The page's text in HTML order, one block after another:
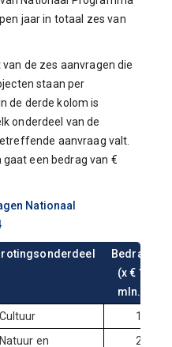
jaar in totaal zes van
de zes aanvragen die
staan per
de derde kolom is
onderdeel van de
aanvraag valt.
een bedrag van €
Nationaal
Bedrag
(x € 1
mln.)
1,0
en
2,6